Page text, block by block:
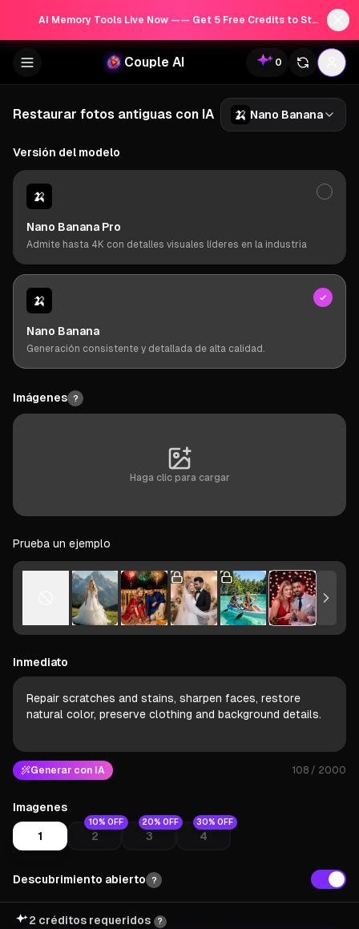
AI Memory Tools Live Now —— Get 5 Free Credits to Start!
Couple AI 0
Restaurar fotos antiguas con IA 🍌 Nano Banana
Versión del modelo
🍌
Nano Banana Pro
Admite hasta 4K con detalles visuales líderes en la industria
🍌
Nano Banana
Generación consistente y detallada de alta calidad.
Imágenes ?
Haga clic para cargar
Prueba un ejemplo
Inmediato
Generar con IA 108 / 2000
Imagenes
1
10% OFF
2
20% OFF
3
30% OFF
4
Descubrimiento abierto ?
2 créditos requeridos ?